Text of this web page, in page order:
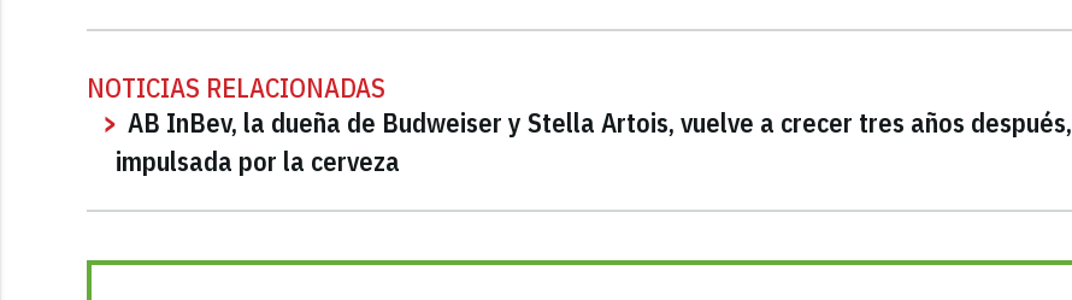
NOTICIAS RELACIONADAS
AB InBev, la dueña de Budweiser y Stella Artois, vuelve a crecer tres años después,
impulsada por la cerveza